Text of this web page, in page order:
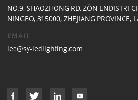
NO.9, SHAOZHONG RD, ZÒN ENDISTRI
NINGBO, 315000, ZHEJIANG PROVINCE,
EMAIL
lee@sy-ledlighting.com